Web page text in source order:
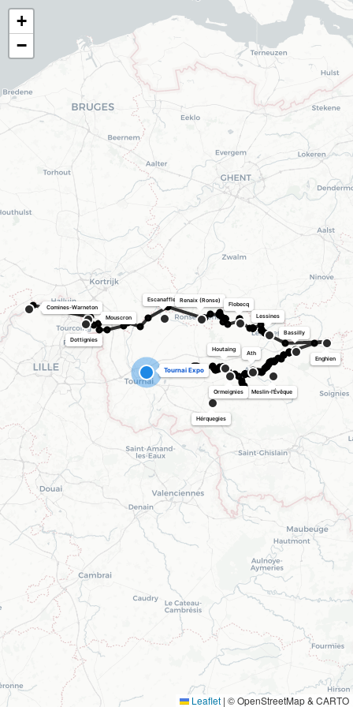
Comines-Warneton
Mouscron
Dottignies
Escanaffles Renaix (Ronse)
Flobecq
Lessines
Enghien
Bassilly
Meslin-l'Évêque
Ath
Ormeignies
Houtaing
Hérquegies
Tournai Expo
+
−
Leaflet | © OpenStreetMap & CARTO